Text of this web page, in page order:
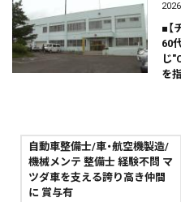
■【
60
じ
を
自動車整備士/車・航空機製造/
機械メンテ 整備士 経験不問 マ
ツダ車を支える誇り高き仲間
に 賞与有